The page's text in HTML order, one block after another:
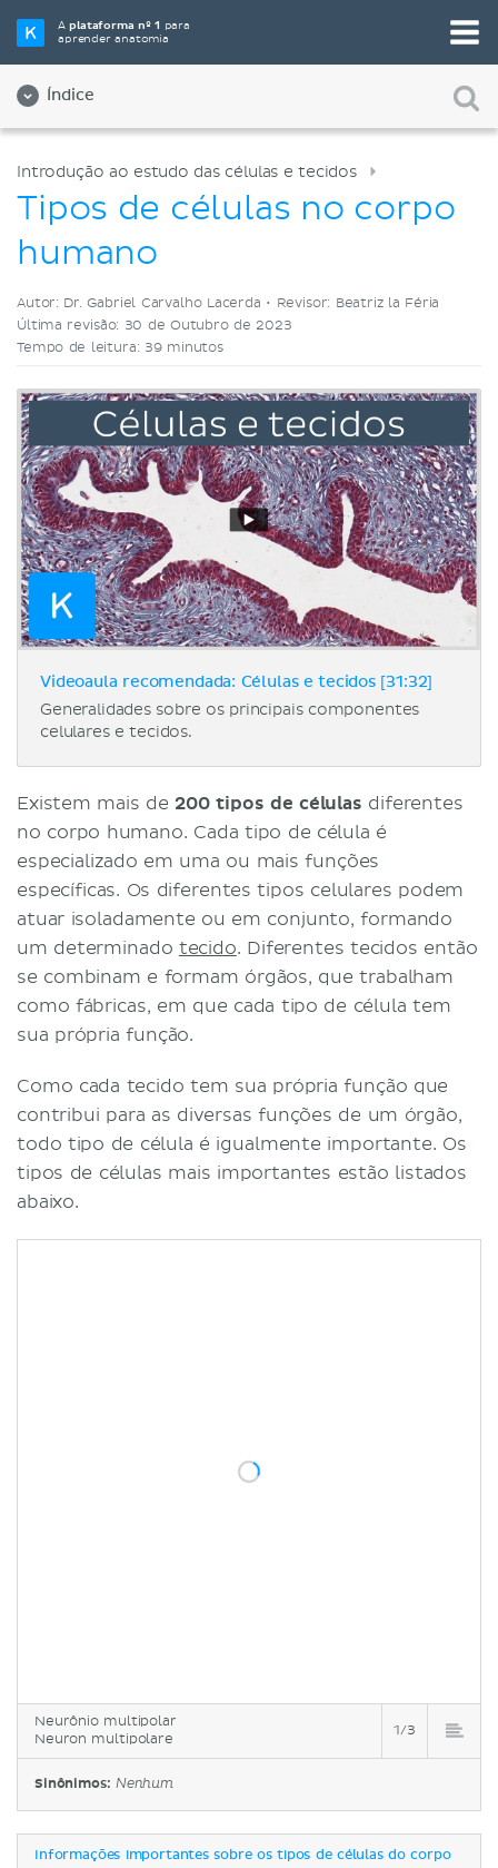
Aplataforma nº 1 para
aprender anatomia
Índice
Selecione a sua ferramenta de estudo favorita
Videoaulas
Introdução ao estudo das células e tecidos
Tipos de células no corpo
humano
Autor: Dr. Gabriel Carvalho Lacerda • Revisor: Beatriz la Féria
Última revisão: 30 de Outubro de 2023
Tempo de leitura: 39 minutos
Videoaula recomendada: Células e tecidos [31:32]
Generalidades sobre os principais componentes
celulares e tecidos.
Neurônio multipolar
Neuron multipolare
1/3
Sinônimos: Nenhum
Existem mais de200 tipos de células diferentes
no corpo humano. Cada tipo de célula é
especializado em uma ou mais funções
específicas. Os diferentes tipos celulares podem
atuar isoladamente ou em conjunto, formando
um determinado tecido. Diferentes tecidos então
se combinam e formam órgãos, que trabalham
como fábricas, em que cada tipo de célula tem
sua própria função.
Como cada tecido tem sua própria função que
contribui para as diversas funções de um órgão,
todo tipo de célula é igualmente importante. Os
tipos de células mais importantes estão listados
abaixo.
Informações importantes sobre os tipos de células do corpo